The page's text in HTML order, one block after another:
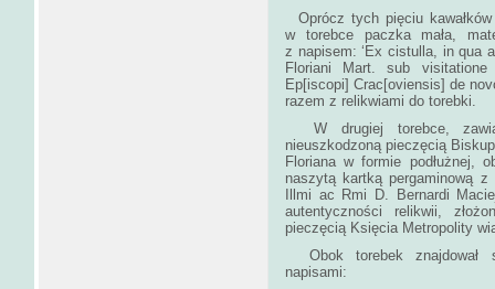
Oprócz tych pięciu
w torebce paczka mała,
z napisem: ‘Ex cistulla, in qua
Floriani Mart. sub
Ep[iscopi] Crac[oviensis] de
razem z
W drugiej torebce,
nieuszkodzoną pieczęcią
Floriana w formie podłużnej,
naszytą kartką pergaminową
Illmi ac Rmi D. Bernardi
autentyczności relikwii,
pieczęcią Księcia
Obok torebek znajdował